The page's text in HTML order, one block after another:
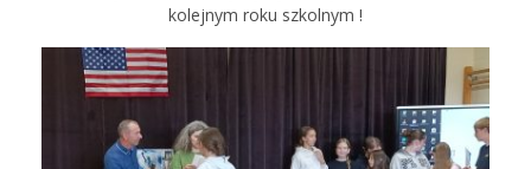
kolejnym roku szkolnym !